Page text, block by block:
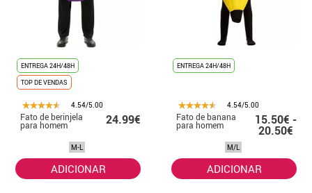
ENTREGA 24H/48H
TOP DE VENDAS
4.54/5.00
Fato de berinjela
para homem 24.99€
M-L
ADICIONAR
ENTREGA 24H/48H
4.54/5.00
Fato de banana
para homem 15.50€ -
20.50€
M/L
ADICIONAR